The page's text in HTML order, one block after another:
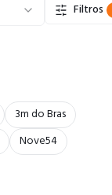
Filtros
3m do Bras
Nove54